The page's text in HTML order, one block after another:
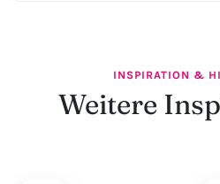
INSPIRATION &
Weitere